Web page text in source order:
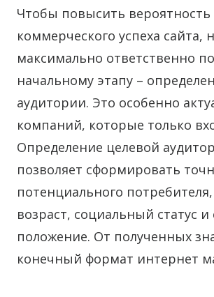
Чтобы повысить вероятность
коммерческого успеха сайта,
максимально ответственно
начальному этапу –
аудитории. Это особенно
компаний, которые только
Определение целевой
позволяет сформировать
потенциального
возраст, социальный статус
положение. От полученных
конечный формат интернет